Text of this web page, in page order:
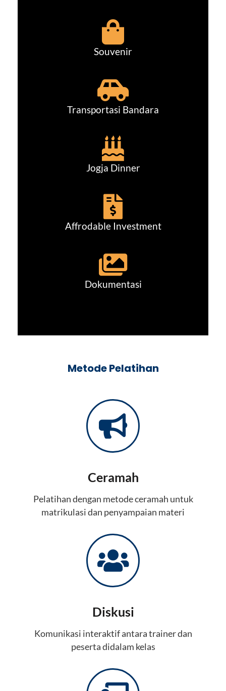
Souvenir
Transportasi Bandara
Jogja Dinner
Affrodable Investment
Dokumentasi
Metode Pelatihan
Ceramah
Pelatihan dengan metode ceramah untuk
matrikulasi dan penyampaian materi
Diskusi
Komunikasi interaktif antara trainer dan
peserta didalam kelas